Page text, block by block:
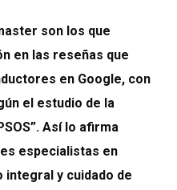
son los que
en las reseñas que
en Google, con
el estudio de la
Así lo afirma
especialistas en
integral y cuidado de